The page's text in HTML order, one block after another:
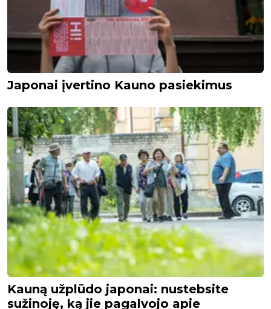
Japonai įvertino Kauno pasiekimus
Kauną užplūdo japonai: nustebsite
sužinoję, ką jie pagalvojo apie